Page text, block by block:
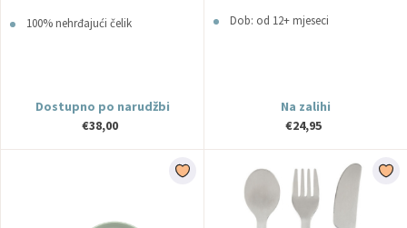
100% nehrđajući čelik
Dostupno po narudžbi
€38,00
Dob: od 12+ mjeseci
Na zalihi
€24,95